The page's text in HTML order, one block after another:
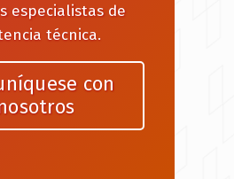
especialistas de
técnica.
con